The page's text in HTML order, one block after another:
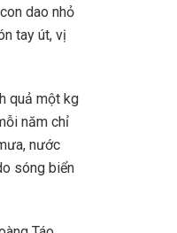
dao nhỏ
tay út, vị
quả một kg
năm chỉ
nước
sóng biển